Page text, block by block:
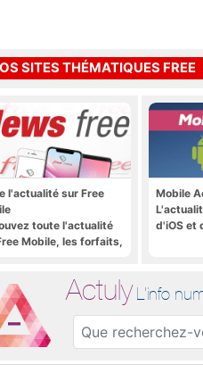
SITES THÉMATIQUES FREE
l'actualité sur Free
toute l'actualité
Mobile, les forfaits,
plus encore
Mobile
d'iOS et
Actuly L'info